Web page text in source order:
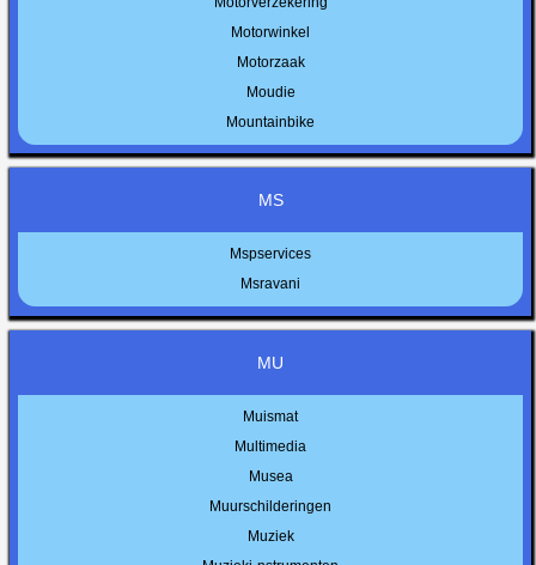
Motorwinkel
Motorzaak
Moudie
Mountainbike
MS
Mspservices
Msravani
MU
Muismat
Multimedia
Musea
Muurschilderingen
Muziek